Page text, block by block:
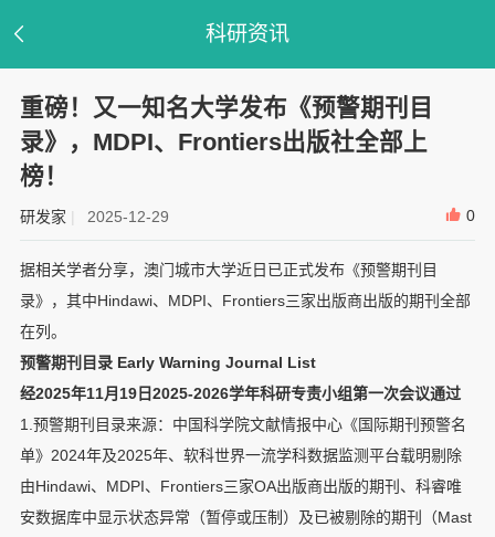
科研资讯
重磅！又一知名大学发布《预警期刊目
录》，MDPI、Frontiers出版社全部上
榜！
研发家 | 2025-12-29 0
据相关学者分享，澳门城市大学近日已正式发布《预警期刊目
录》，其中Hindawi、MDPI、Frontiers三家出版商出版的期刊全部
在列。
预警期刊目录 Early Warning Journal List
经2025年11月19日2025-2026学年科研专责小组第一次会议通过
1.预警期刊目录来源：中国科学院文献情报中心《国际期刊预警名
单》2024年及2025年、软科世界一流学科数据监测平台载明剔除
由Hindawi、MDPI、Frontiers三家OA出版商出版的期刊、科睿唯
安数据库中显示状态异常（暂停或压制）及已被剔除的期刊（Mast